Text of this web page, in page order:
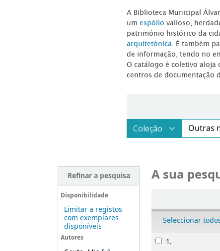
A Biblioteca Municipal
um espólio valioso,
património histórico da
arquitetónica . É também
de informação, tendo no
O catálogo é coletivo aloja
centros de documentação
Refinar a pesquisa
Disponibilidade
Limitar a registos
com exemplares
disponíveis
Autores
A sua
Seleccionar
Resultados
1.